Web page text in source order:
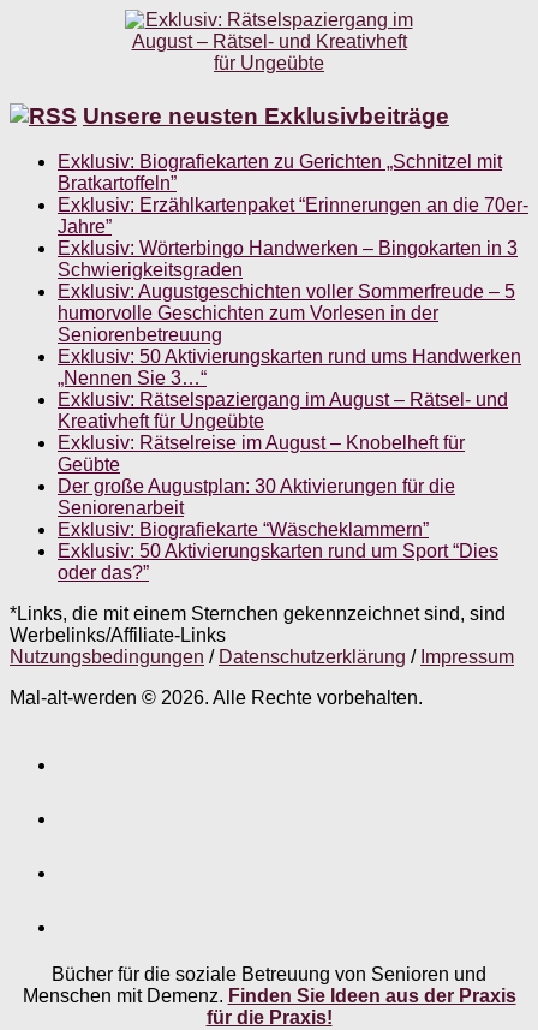
Unsere neusten Exklusivbeiträge
Exklusiv: Biografiekarten zu Gerichten „Schnitzel mit
Bratkartoffeln”
Exklusiv: Erzählkartenpaket “Erinnerungen an die 70er-
Jahre”
Exklusiv: Wörterbingo Handwerken – Bingokarten in 3
Schwierigkeitsgraden
Exklusiv: Augustgeschichten voller Sommerfreude – 5
humorvolle Geschichten zum Vorlesen in der
Seniorenbetreuung
Exklusiv: 50 Aktivierungskarten rund ums Handwerken
„Nennen Sie 3…“
Exklusiv: Rätselspaziergang im August – Rätsel- und
Kreativheft für Ungeübte
Exklusiv: Rätselreise im August – Knobelheft für
Geübte
Der große Augustplan: 30 Aktivierungen für die
Seniorenarbeit
Exklusiv: Biografiekarte “Wäscheklammern”
Exklusiv: 50 Aktivierungskarten rund um Sport “Dies
oder das?”
*Links, die mit einem Sternchen gekennzeichnet sind, sind
Werbelinks/Affiliate-Links
Nutzungsbedingungen / Datenschutzerklärung / Impressum
Mal-alt-werden © 2026. Alle Rechte vorbehalten.
Bücher für die soziale Betreuung von Senioren und
Menschen mit Demenz. Finden Sie Ideen aus der Praxis
für die Praxis!